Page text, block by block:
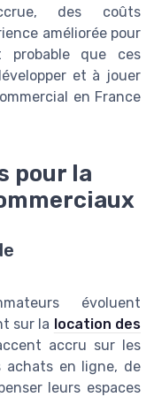
des coûts
améliorée pour
que ces
et à jouer
en France
pour la
évoluent
sur la location des
accru sur les
achats en ligne, de
leurs espaces